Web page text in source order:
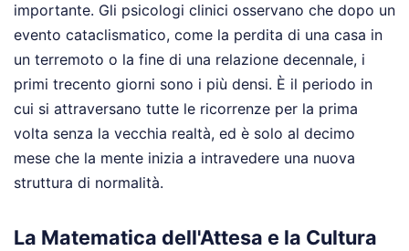
importante. Gli psicologi clinici osservano che dopo un
evento cataclismatico, come la perdita di una casa in
un terremoto o la fine di una relazione decennale, i
primi trecento giorni sono i più densi. È il periodo in
cui si attraversano tutte le ricorrenze per la prima
volta senza la vecchia realtà, ed è solo al decimo
mese che la mente inizia a intravedere una nuova
struttura di normalità.
La Matematica dell'Attesa e la Cultura